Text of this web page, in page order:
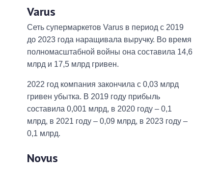
Varus
Сеть супермаркетов Varus в период с 2019
до 2023 года наращивала выручку. Во время
полномасштабной войны она составила 14,6
млрд и 17,5 млрд гривен.
2022 год компания закончила с 0,03 млрд
гривен убытка. В 2019 году прибыль
составила 0,001 млрд, в 2020 году – 0,1
млрд, в 2021 году – 0,09 млрд, в 2023 году –
0,1 млрд.
Novus